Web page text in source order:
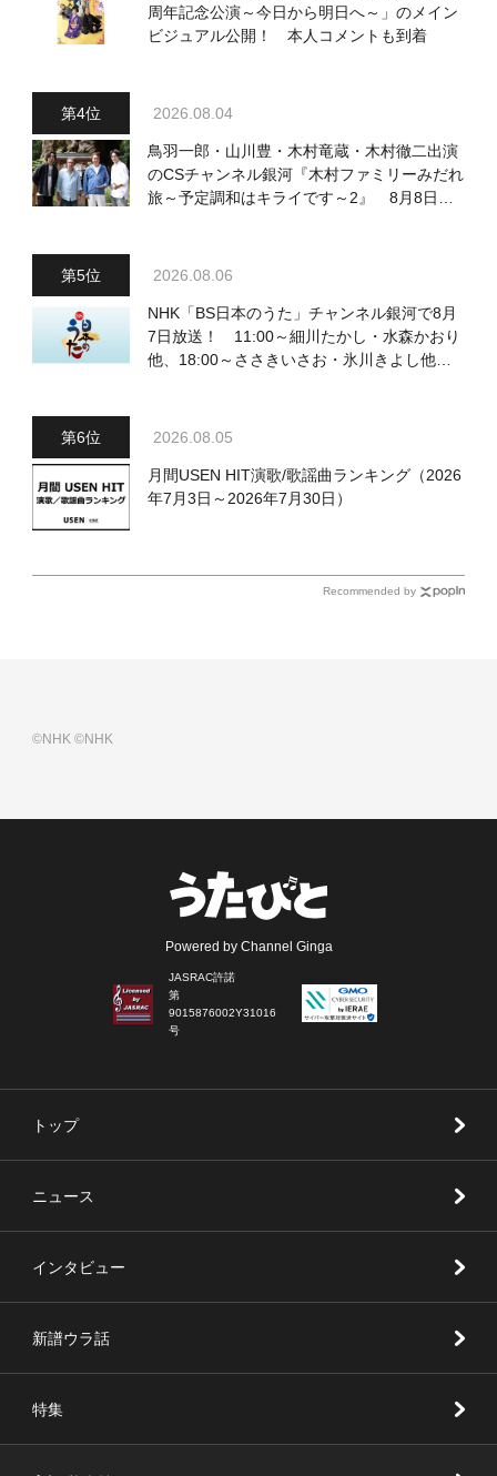
周年記念公演～今日から明日へ～」のメイン
ビジュアル公開！ 本人コメントも到着
2026.08.04
鳥羽一郎・山川豊・木村竜蔵・木村徹二出演
のCSチャンネル銀河『木村ファミリーみだれ
旅～予定調和はキライです～2』 8月8日
2026.08.06
NHK「BS日本のうた」チャンネル銀河で8月
7日放送！ 11:00～細川たかし・水森かおり
他、18:00～ささきいさお・氷川きよし他登
2026.08.05
月間USEN HIT演歌/歌謡曲ランキング（2026
年7月3日～2026年7月30日）
Recommended by
©NHK©NHK
Powered by Channel Ginga
JASRAC許諾
第
9015876002Y31016
号
トップ
ニュース
インタビュー
新譜ウラ話
特集